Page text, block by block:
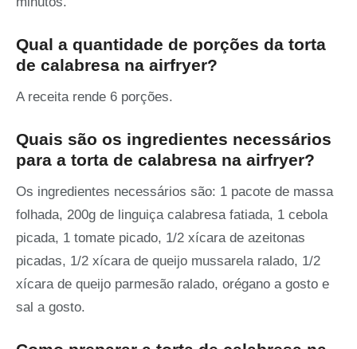
Qual a quantidade de porções da torta
de calabresa na airfryer?
A receita rende 6 porções.
Quais são os ingredientes necessários
para a torta de calabresa na airfryer?
Os ingredientes necessários são: 1 pacote de massa
folhada, 200g de linguiça calabresa fatiada, 1 cebola
picada, 1 tomate picado, 1/2 xícara de azeitonas
picadas, 1/2 xícara de queijo mussarela ralado, 1/2
xícara de queijo parmesão ralado, orégano a gosto e
sal a gosto.